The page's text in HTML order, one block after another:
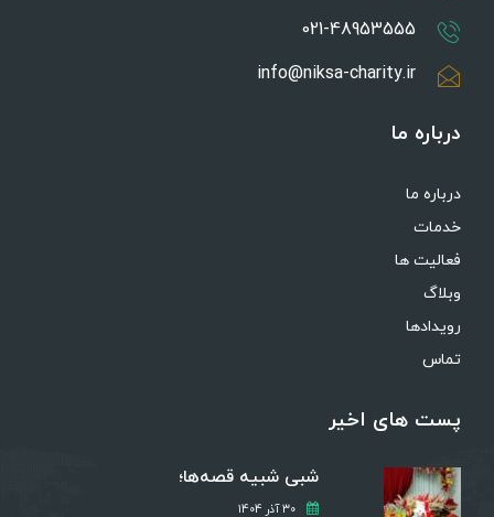
021-48953555
info@niksa-charity.ir
درباره ما
درباره ما
خدمات
فعالیت ها
وبلاگ
رویدادها
تماس
پست های اخیر
شبی شبیه قصه‌ها؛
30 آذر 1404